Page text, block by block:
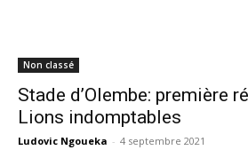
Non classé
Stade d’Olembe: première
Lions indomptables
Ludovic Ngoueka - 4 septembre 2021